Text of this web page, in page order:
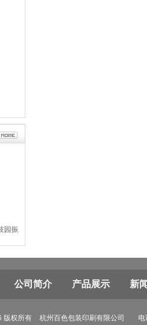
园振
公司简介 产品展示 新
版权所有 杭州百色包装印刷有限公司